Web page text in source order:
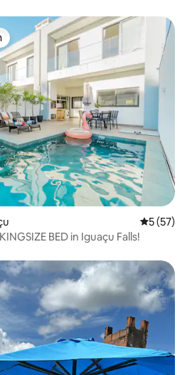
5 (57)
BED in Iguaçu Falls!